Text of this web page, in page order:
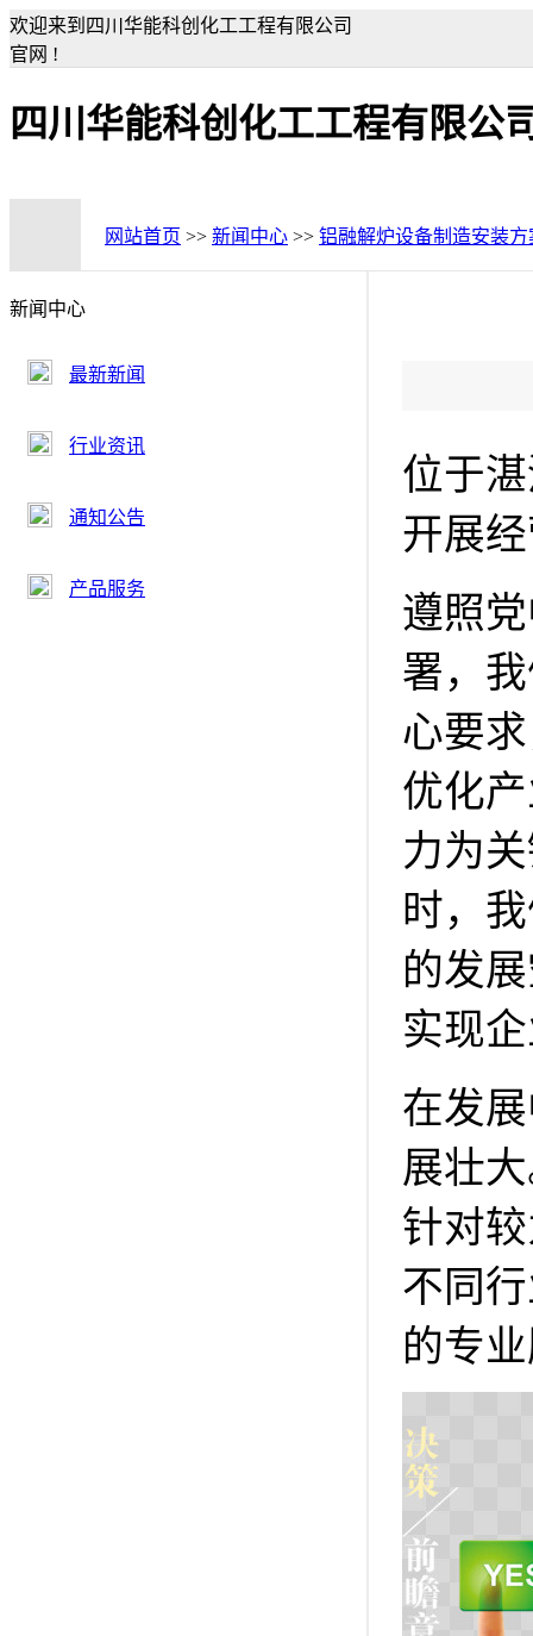
欢迎来到四川华能科创化工工程有限公司
官网 !
四川华能科创化工工程有限公
网站首页 >> 新闻中心 >> 铝融解炉设备制造安装
新闻中心
最新新闻
行业资讯
通知公告
产品服务
位于
开展
遵照
署，
心要
优化
力为
时，
的发
实现
在发
展壮
针对
不同
的专